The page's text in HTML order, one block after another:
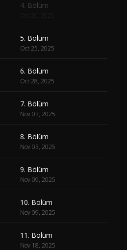
4. Bölüm
5. Bölüm
Oct 25, 2025
6. Bölüm
Oct 28, 2025
7. Bölüm
Nov 03, 2025
8. Bölüm
Nov 03, 2025
9. Bölüm
Nov 09, 2025
10. Bölüm
Nov 09, 2025
11. Bölüm
Nov 18, 2025